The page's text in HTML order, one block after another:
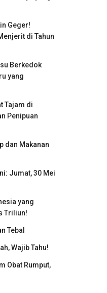
Geger!
di Tahun
Berkedok
yang
Tajam di
Penipuan
dan Makanan
Jumat, 30 Mei
yang
Triliun!
Tebal
Wajib Tahu!
Obat Rumput,